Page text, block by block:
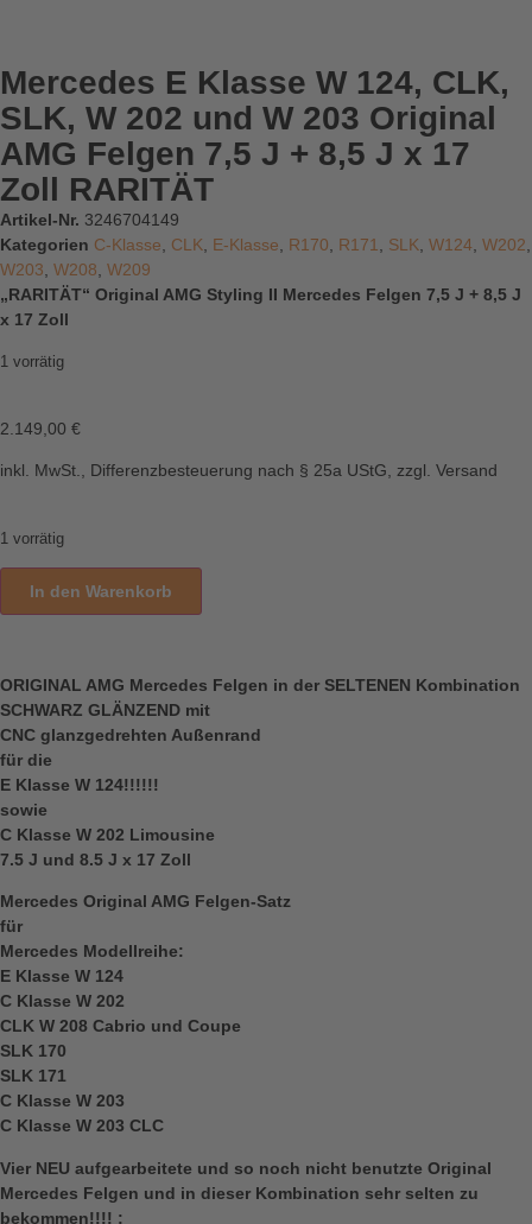
Mercedes E Klasse W 124, CLK,
SLK, W 202 und W 203 Original
AMG Felgen 7,5 J + 8,5 J x 17
Zoll RARITÄT
Artikel-Nr. 3246704149
Kategorien C-Klasse CLK E-Klasse R170 R171 SLK W124 W202
W203 W208 W209
„RARITÄT“ Original AMG Styling II Mercedes Felgen 7,5 J + 8,5 J
x 17 Zoll
1 vorrätig
2.149,00 €
inkl. MwSt., Differenzbesteuerung nach § 25a UStG, zzgl. Versand
1 vorrätig
In den Warenkorb
ORIGINAL AMG Mercedes Felgen in der SELTENEN Kombination
SCHWARZ GLÄNZEND mit
CNC glanzgedrehten Außenrand
für die
E Klasse W 124!!!!!!
sowie
C Klasse W 202 Limousine
7.5 J und 8.5 J x 17 Zoll
Mercedes Original AMG Felgen-Satz
für
Mercedes Modellreihe:
E Klasse W 124
C Klasse W 202
CLK W 208 Cabrio und Coupe
SLK 170
SLK 171
C Klasse W 203
C Klasse W 203 CLC
Vier NEU aufgearbeitete und so noch nicht benutzte Original
Mercedes Felgen und in dieser Kombination sehr selten zu
bekommen!!!! :